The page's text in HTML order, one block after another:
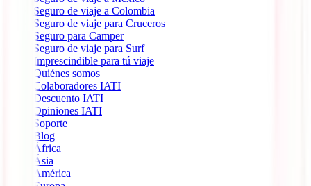
Seguro de viaje a Colombia
Seguro de viaje para Cruceros
Seguro para Camper
Seguro de viaje para Surf
Imprescindible para tú viaje
Quiénes somos
Colaboradores IATI
Descuento IATI
Opiniones IATI
Soporte
Blog
África
Ásia
América